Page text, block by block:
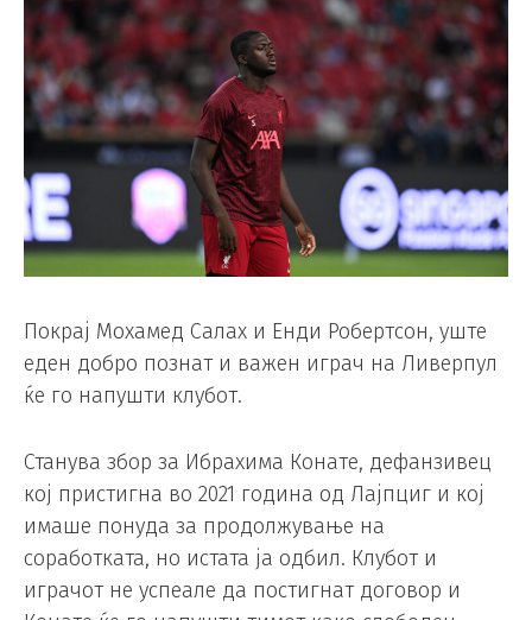
Покрај Мохамед Салах и Енди Робертсон, уште
еден добро познат и важен играч на Ливерпул
ќе го напушти клубот.
Станува збор за Ибрахима Конате, дефанзивец
кој пристигна во 2021 година од Лајпциг и кој
имаше понуда за продолжување на
соработката, но истата ја одбил. Клубот и
играчот не успеале да постигнат договор и